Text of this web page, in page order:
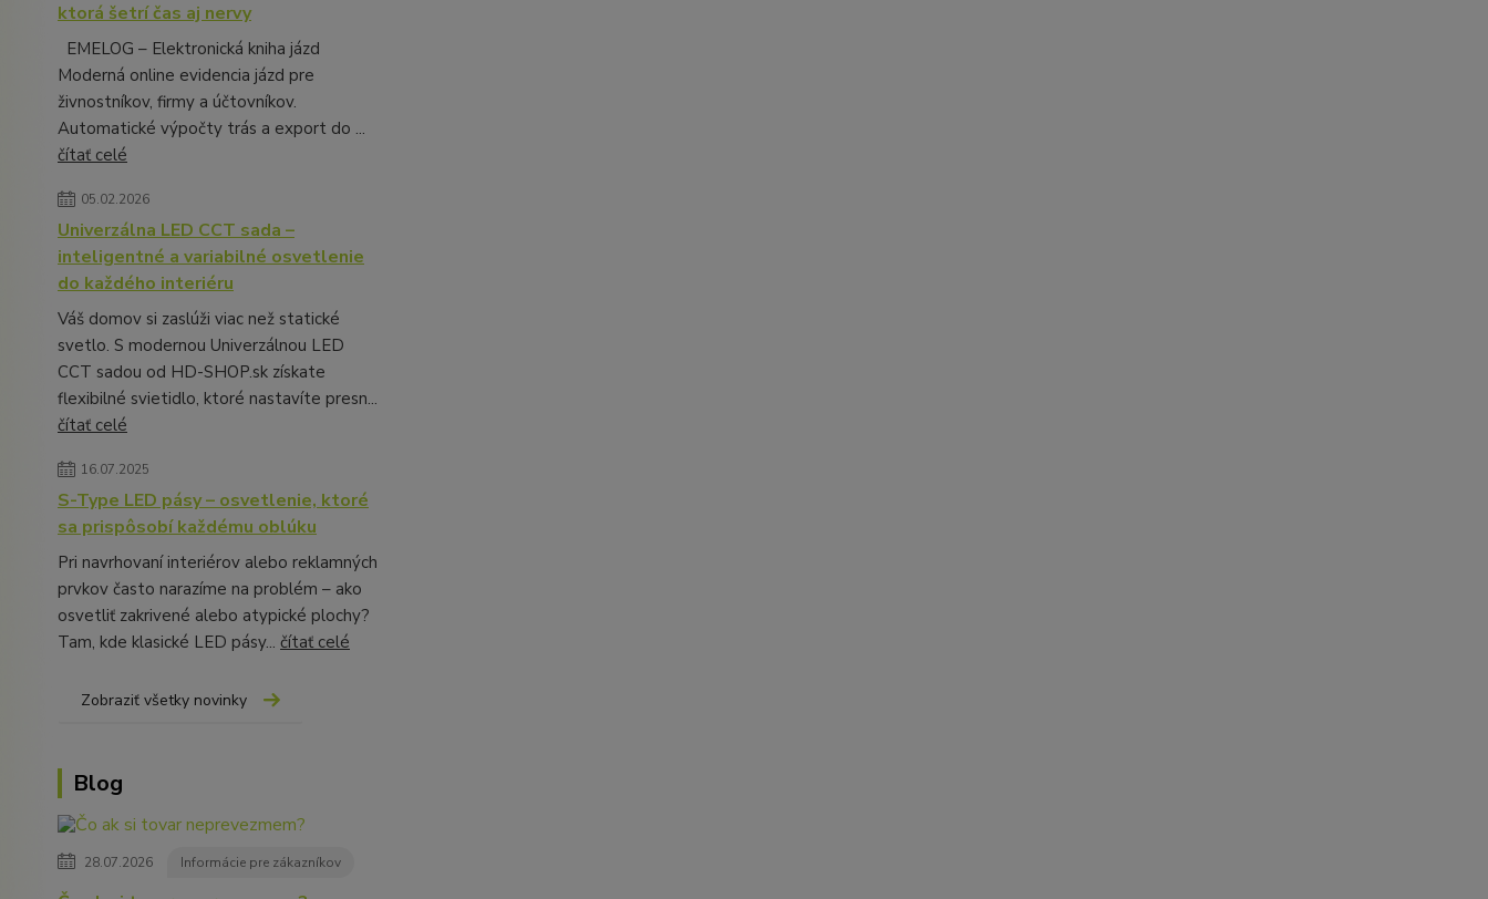
ktorá šetrí čas aj nervy
EMELOG – Elektronická kniha jázd
Moderná online evidencia jázd pre
živnostníkov, firmy a účtovníkov.
Automatické výpočty trás a export do ...
čítať celé
05.02.2026
Univerzálna LED CCT sada –
inteligentné a variabilné osvetlenie
do každého interiéru
Váš domov si zaslúži viac než statické
svetlo. S modernou Univerzálnou LED
CCT sadou od HD-SHOP.sk získate
flexibilné svietidlo, ktoré nastavíte presn...
čítať celé
16.07.2025
S-Type LED pásy – osvetlenie, ktoré
sa prispôsobí každému oblúku
Pri navrhovaní interiérov alebo reklamných
prvkov často narazíme na problém – ako
osvetliť zakrivené alebo atypické plochy?
Tam, kde klasické LED pásy... čítať celé
Zobraziť všetky novinky
Blog
28.07.2026 Informácie pre zákazníkov